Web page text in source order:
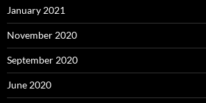
January 2021
November 2020
September 2020
June 2020